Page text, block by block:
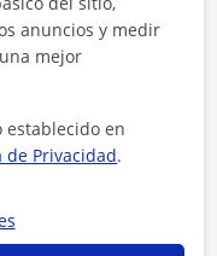
anuncios y medir
mejor
establecido en
de Privacidad.